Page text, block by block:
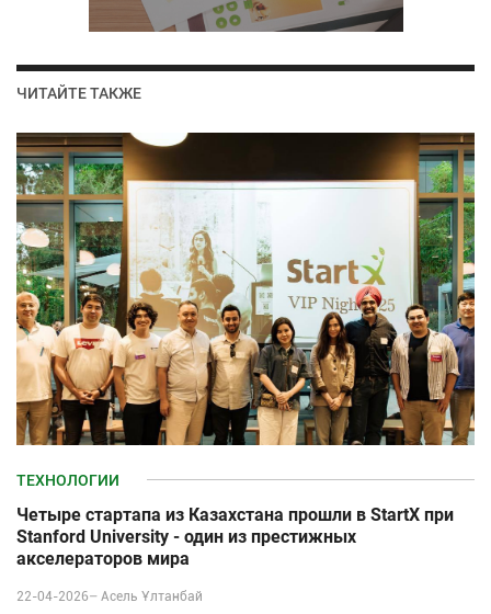
ЧИТАЙТЕ ТАКЖЕ
ТЕХНОЛОГИИ
Четыре стартапа из Казахстана прошли в StartX при
Stanford University - один из престижных
акселераторов мира
22-04-2026– Асель Ұлтанбай